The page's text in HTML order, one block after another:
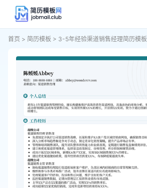
首页 > 简历模板 > 3-5年经验渠道销售经理简历模板